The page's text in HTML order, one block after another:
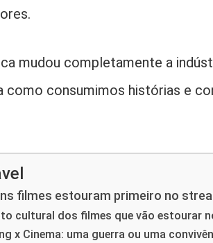
mudou completamente a
como consumimos histórias e
filmes estouram primeiro no
cultural dos filmes que vão estourar
x Cinema: uma guerra ou uma